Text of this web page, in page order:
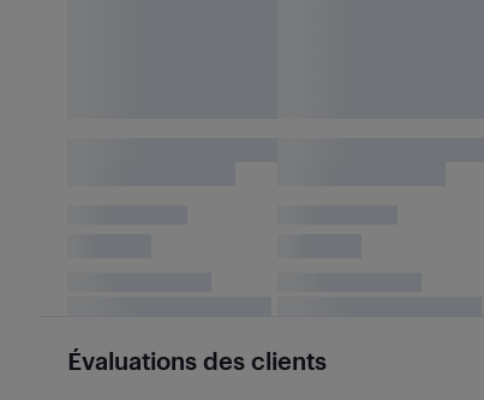
Évaluations des clients